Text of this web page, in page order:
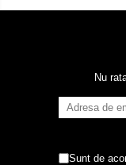
Nu
Sunt de